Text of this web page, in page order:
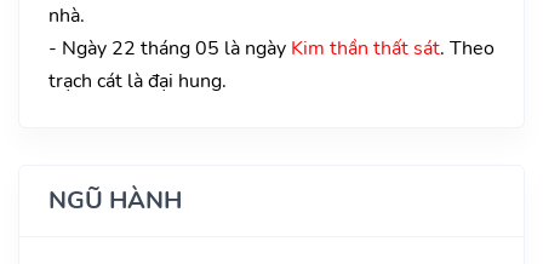
nhà.
- Ngày 22 tháng 05 là ngày Kim thần thất sát. Theo
trạch cát là đại hung.
NGŨ HÀNH